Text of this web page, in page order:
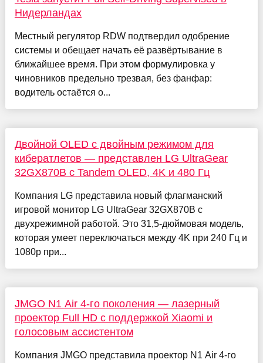
Нидерландах
Местный регулятор RDW подтвердил одобрение
системы и обещает начать её развёртывание в
ближайшее время. При этом формулировка у
чиновников предельно трезвая, без фанфар:
водитель остаётся о...
Двойной OLED с двойным режимом для
кибератлетов — представлен LG UltraGear
32GX870B с Tandem OLED, 4K и 480 Гц
Компания LG представила новый флагманский
игровой монитор LG UltraGear 32GX870B с
двухрежимной работой. Это 31,5-дюймовая модель,
которая умеет переключаться между 4K при 240 Гц и
1080p при...
JMGO N1 Air 4-го поколения — лазерный
проектор Full HD с поддержкой Xiaomi и
голосовым ассистентом
Компания JMGO представила проектор N1 Air 4-го